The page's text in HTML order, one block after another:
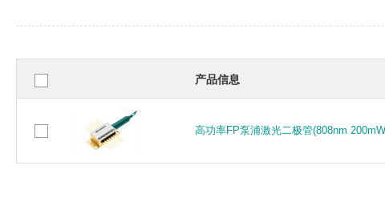
产品信息
高功率FP泵浦激光二极管(808nm
高功率FP泵浦激光二极管(808nm